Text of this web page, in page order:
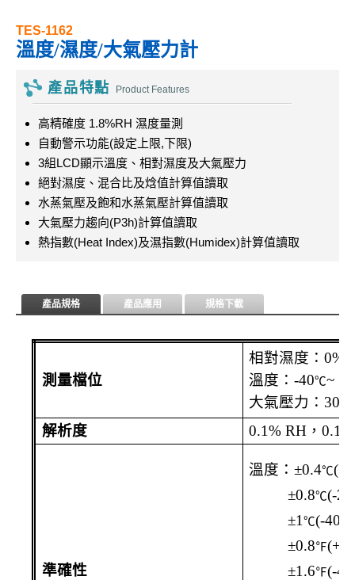
TES-1162
溫度/濕度/大氣壓力計
產品特點 Product Features
高精確度 1.8%RH 濕度量測
自動警示功能(設定上限,下限)
3組LCD顯示溫度、相對濕度及大氣壓力
絕對濕度、混合比及焓值計算值讀取
水蒸氣壓及飽和水蒸氣壓計算值讀取
大氣壓力趨向(P3h)計算值讀取
熱指數(Heat Index)及濕指數(Humidex)計算值讀取
產品規格 產品應用 規格下載
測量檔位
相對濕度： 0%
溫度： -40℃~
大氣壓力： 300
解析度
0.1% RH ， 0.1
準確性
溫度：±0.4℃(+5
±0.8℃(-20
±1 ℃(-40
±0.8℉
±1.6℉(-4